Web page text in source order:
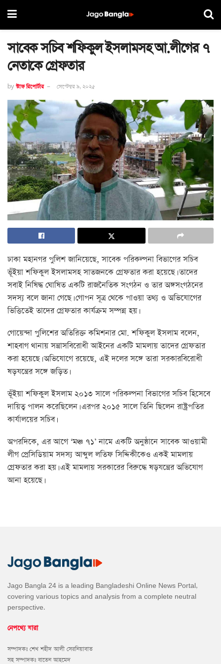
সাবেক সচিব শফিকুল ইসলামসহ আ.লীগের ৭
নেতাকে গ্রেফতার
by স্টাফ রিপোর্টার সেপ্টেম্বর ৯, ২০২৫
ঢাকা মহানগর পুলিশ জানিয়েছে, সাবেক পরিকল্পনা বিভাগের সচিব
ভূঁইয়া শফিকুল ইসলামসহ সাতজনকে গ্রেফতার করা হয়েছে। তাদের
সবাই নিষিদ্ধ ঘোষিত একটি রাজনৈতিক সংগঠন ও তার অঙ্গসংগঠনের
সদস্য বলে জানা গেছে। গোপন সূত্র থেকে পাওয়া তথ্য ও অভিযোগের
ভিত্তিতেই তাদের গ্রেফতার কার্যক্রম সম্পন্ন হয়।
গোয়েন্দা পুলিশের অতিরিক্ত কমিশনার মো. শফিকুল ইসলাম বলেন,
শাহবাগ থানায় সন্ত্রাসবিরোধী আইনের একটি মামলায় তাদের গ্রেফতার
করা হয়েছে। অভিযোগে রয়েছে, এই দলের সঙ্গে তারা সরকারবিরোধী
ষড়যন্ত্রের সঙ্গে জড়িত।
ভূঁইয়া শফিকুল ইসলাম ২০১৩ সালে পরিকল্পনা বিভাগের সচিব হিসেবে
দায়িত্ব পালন করেছিলেন। এরপর ২০১৫ সালে তিনি ছিলেন রাষ্ট্রপতির
কার্যালয়ের সচিব।
অপরদিকে, এর আগে ‘মঞ্চ ৭১’ নামে একটি অনুষ্ঠানে সাবেক আওয়ামী
লীগ প্রেসিডিয়াম সদস্য আব্দুল লতিফ সিদ্দিকীকেও একই মামলায়
গ্রেফতার করা হয়। এই মামলায় সরকারের বিরুদ্ধে ষড়যন্ত্রের অভিযোগ
আনা হয়েছে।
Jago Bangla 24 is a leading Bangladeshi Online News Portal,
covering various topics and analysis from a complete neutral
perspective.
নেপথ্যে যারা
সম্পাদকঃ শেখ শহীদ আলী সেরনিয়াবাত
সহ সম্পাদকঃ বাতেন আহমেদ